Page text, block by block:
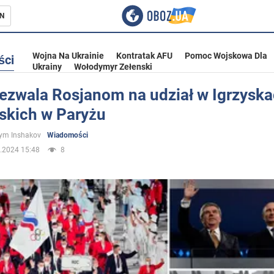
Ukrainie
Wojna Na Ukrainie Kontratak AFU
Pomoc Wojskowa Dla
Ukrainy
Wołodymyr Zełenski
Rosjanom na udział w
w Paryżu
Inshakov
Wiadomości
15:48
8